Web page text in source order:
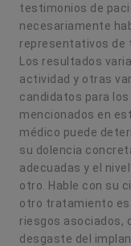
testimonios de
necesariamente
representativos de
Los resultados
actividad y otras
candidatos para
mencionados en
médico puede
su dolencia
adecuadas y el
otro. Hable con su
otro tratamiento es
riesgos asociados,
desgaste del